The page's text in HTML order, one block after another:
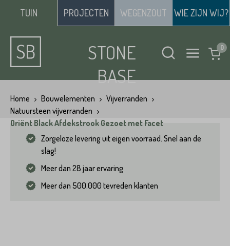
TUIN PROJECTEN WEGENZOUT WIE ZIJN WIJ?
STONE
BASE
Home Bouwelementen
Vijverranden
Natuursteen vijverranden
Oriënt Black Afdekstrook Gezoet met Facet
Zorgeloze levering uit eigen voorraad. Snel aan de
slag!
Meer dan 28 jaar ervaring
Meer dan 500.000 tevreden klanten